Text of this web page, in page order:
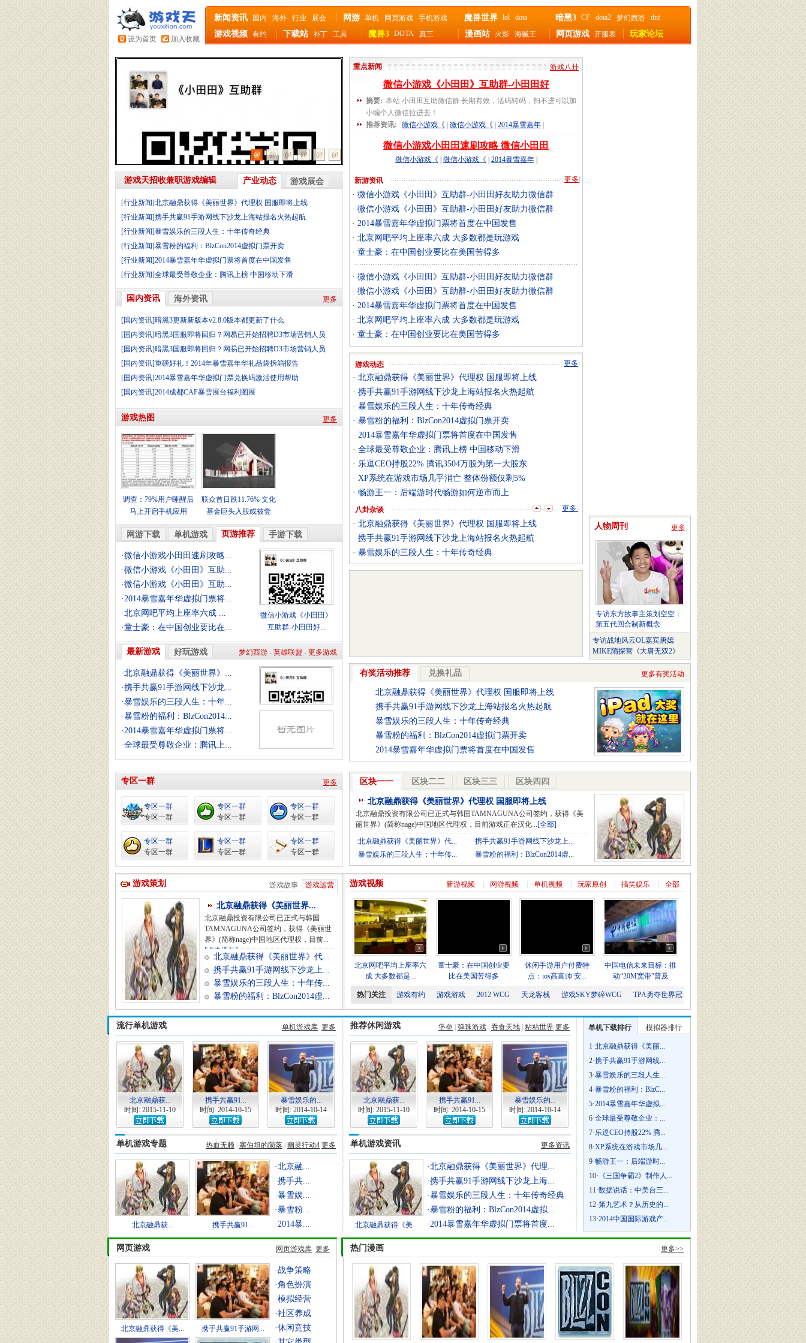
设为首页 加入收藏
新闻资讯 国内 海外 行业 展会 网游 单机 网页游戏 手机游戏 魔兽世界 lol dota 暗黑3 CF dota2 梦幻西游 dnf
游戏视频 有约 下载站 补丁 工具 魔兽3 DOTA
真三
澄海
漫画站 火影 海贼王 网页游戏 开服表 玩家论坛
@ @ @ @ @ @
游戏天招收兼职游戏编辑 产业动态 游戏展会
[行业新闻]北京融鼎获得《美丽世界》代理权 国服即将上线
[行业新闻]携手共赢91手游网线下沙龙上海站报名火热起航
[行业新闻]暴雪娱乐的三段人生：十年传奇经典
[行业新闻]暴雪粉的福利：BlzCon2014虚拟门票开卖
[行业新闻]2014暴雪嘉年华虚拟门票将首度在中国发售
[行业新闻]全球最受尊敬企业：腾讯上榜 中国移动下滑
国内资讯 海外资讯 更多
[国内资讯]暗黑3更新新版本v2.8.0版本都更新了什么
[国内资讯]暗黑3国服即将回归？网易已开始招聘D3市场营销人员
[国内资讯]暗黑3国服即将回归？网易已开始招聘D3市场营销人员
[国内资讯]重磅好礼！2014年暴雪嘉年华礼品袋拆箱报告
[国内资讯]2014暴雪嘉年华虚拟门票兑换码激活使用帮助
[国内资讯]2014成都CAF暴雪展台福利图展
游戏热图 更多
调查：79%用户睡醒后
马上开启手机应用
联众首日跌11.76% 文化
基金巨头入股或被套
网游下载 单机游戏 页游推荐 手游下载
·微信小游戏小田田速刷攻略...
·微信小游戏《小田田》互助...
·微信小游戏《小田田》互助...
·2014暴雪嘉年华虚拟门票将...
·北京网吧平均上座率六成 ...
·童士豪：在中国创业要比在...
微信小游戏《小田田》
互助群-小田田好...
最新游戏 好玩游戏 梦幻西游 - 英雄联盟 - 更多游戏
·北京融鼎获得《美丽世界》...
·携手共赢91手游网线下沙龙...
·暴雪娱乐的三段人生：十年...
·暴雪粉的福利：BlzCon2014...
·2014暴雪嘉年华虚拟门票将...
·全球最受尊敬企业：腾讯上...
重点新闻 游戏八卦
微信小游戏《小田田》互助群-小田田好
摘要: 本站 小田田互助微信群 长期有效，活码转码，扫不进可以加
小编个人微信拉进去！
推荐资讯:
微信小游戏《 微信小游戏《 2014暴雪嘉年
微信小游戏小田田速刷攻略 微信小田田
微信小游戏《 微信小游戏《 2014暴雪嘉年|
新游资讯 更多
· 微信小游戏《小田田》互助群-小田田好友助力微信群
· 微信小游戏《小田田》互助群-小田田好友助力微信群
· 2014暴雪嘉年华虚拟门票将首度在中国发售
· 北京网吧平均上座率六成 大多数都是玩游戏
· 童士豪：在中国创业要比在美国苦得多
· 微信小游戏《小田田》互助群-小田田好友助力微信群
· 微信小游戏《小田田》互助群-小田田好友助力微信群
· 2014暴雪嘉年华虚拟门票将首度在中国发售
· 北京网吧平均上座率六成 大多数都是玩游戏
· 童士豪：在中国创业要比在美国苦得多
游戏动态 更多
· 北京融鼎获得《美丽世界》代理权 国服即将上线
· 携手共赢91手游网线下沙龙上海站报名火热起航
· 暴雪娱乐的三段人生：十年传奇经典
· 暴雪粉的福利：BlzCon2014虚拟门票开卖
· 2014暴雪嘉年华虚拟门票将首度在中国发售
· 全球最受尊敬企业：腾讯上榜 中国移动下滑
· 乐逗CEO持股22% 腾讯3504万股为第一大股东
· XP系统在游戏市场几乎消亡 整体份额仅剩5%
· 畅游王一：后端游时代畅游如何逆市而上
八卦杂谈 更多
· 北京融鼎获得《美丽世界》代理权 国服即将上线
· 携手共赢91手游网线下沙龙上海站报名火热起航
· 暴雪娱乐的三段人生：十年传奇经典
·暴雪粉的福利：BlzCon2014虚拟门票开卖
有奖活动推荐 兑换礼品
北京融鼎获得《美丽世界》代理权 国服即将上线
携手共赢91手游网线下沙龙上海站报名火热起航
暴雪娱乐的三段人生：十年传奇经典
暴雪粉的福利：BlzCon2014虚拟门票开卖
2014暴雪嘉年华虚拟门票将首度在中国发售
更多有奖活动
人物周刊 更多
专访东方故事主策划空空：
第五代回合制新概念
专访战地风云OL嘉宾唐嫣
MIKE隋探营《大唐无双2》
专区一群 更多
专区一群
专区一群
专区一群
专区一群
专区一群
专区一群
专区一群
专区一群
专区一群
专区一群
专区一群
专区一群
区块一一 区块二二 区块三三 区块四四
北京融鼎获得《美丽世界》代理权 国服即将上线
北京融鼎投资有限公司已正式与韩国TAMNAGUNA公司签约，获得《美
丽世界》(简称nage)中国地区代理权，目前游戏正在汉化...[全部]
·北京融鼎获得《美丽世界》代... ·携手共赢91手游网线下沙龙上...
·暴雪娱乐的三段人生：十年传... ·暴雪粉的福利：BlzCon2014虚...
游戏策划 游戏故事 游戏运营
北京融鼎获得《美丽世界...
北京融鼎投资有限公司已正式与韩国
TAMNAGUNA公司签约，获得《美丽世
界》(简称nage)中国地区代理权，目前...
[点击播放]
北京融鼎获得《美丽世界》代...
携手共赢91手游网线下沙龙上...
暴雪娱乐的三段人生：十年传...
暴雪粉的福利：BlzCon2014虚...
游戏视频 新游视频 网游视频 单机视频 玩家原创 搞笑娱乐 全部
北京网吧平均上座率六
成 大多数都是...
童士豪：在中国创业要
比在美国苦得多
休闲手游用户付费特
点：ios高富帅 安...
中国电信未来目标：推
动“20M宽带”普及
热门关注 游戏有约 游戏游戏 2012 WCG 天龙客栈 游戏SKY梦碎WCG TPA勇夺世界冠
流行单机游戏 单机游戏库 更多
北京融鼎获...
时间: 2015-11-10
携手共赢91...
时间: 2014-10-15
暴雪娱乐的...
时间: 2014-10-14
单机游戏专题 热血无赖 塞伯坦的陨落 幽灵行动4 更多
北京融鼎获... 携手共赢91...
·北京融...
·携手共...
·暴雪娱...
·暴雪粉...
·2014暴...
推荐休闲游戏 堡垒 弹珠游戏 吞食天地 粘粘世界 更多
北京融鼎获...
时间: 2015-11-10
携手共赢91...
时间: 2014-10-15
暴雪娱乐的...
时间: 2014-10-14
单机游戏资讯 更多资讯
北京融鼎获得《美...
·北京融鼎获得《美丽世界》代理...
·携手共赢91手游网线下沙龙上海...
·暴雪娱乐的三段人生：十年传奇经典
·暴雪粉的福利：BlzCon2014虚拟...
·2014暴雪嘉年华虚拟门票将首度...
单机下载排行 模拟器排行
1·北京融鼎获得《美丽...
2·携手共赢91手游网线...
3·暴雪娱乐的三段人生...
4·暴雪粉的福利：BlzC...
5·2014暴雪嘉年华虚拟...
6·全球最受尊敬企业：...
7·乐逗CEO持股22% 腾...
8·XP系统在游戏市场几...
9·畅游王一：后端游时...
10· 《三国争霸2》制作人...
11·数据说话：中美台三...
12·第九艺术？从历史的...
13·2014中国国际游戏产...
网页游戏 网页游戏库 更多
北京融鼎获得《美... 携手共赢91手游网...
·战争策略
·角色扮演
·模拟经营
·社区养成
·休闲竞技
热门漫画 更多>>